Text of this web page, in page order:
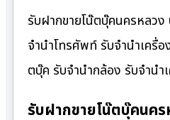
รับฝากขายโน๊ตบุ๊คนครหลวง
จำนำโทรศัพท์ รับจำนำเครื่
ตบุ๊ค รับจำนำกล้อง รับจำนำ
รับฝากขายโน๊ตบุ๊คนค